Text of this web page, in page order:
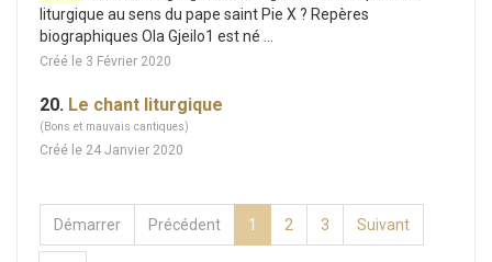
liturgique au sens du pape saint Pie X ? Repères
biographiques Ola Gjeilo1 est né ...
Créé le 3 Février 2020
20. Le chant liturgique
(Bons et mauvais cantiques)
Créé le 24 Janvier 2020
Démarrer Précédent 1 2 3 Suivant